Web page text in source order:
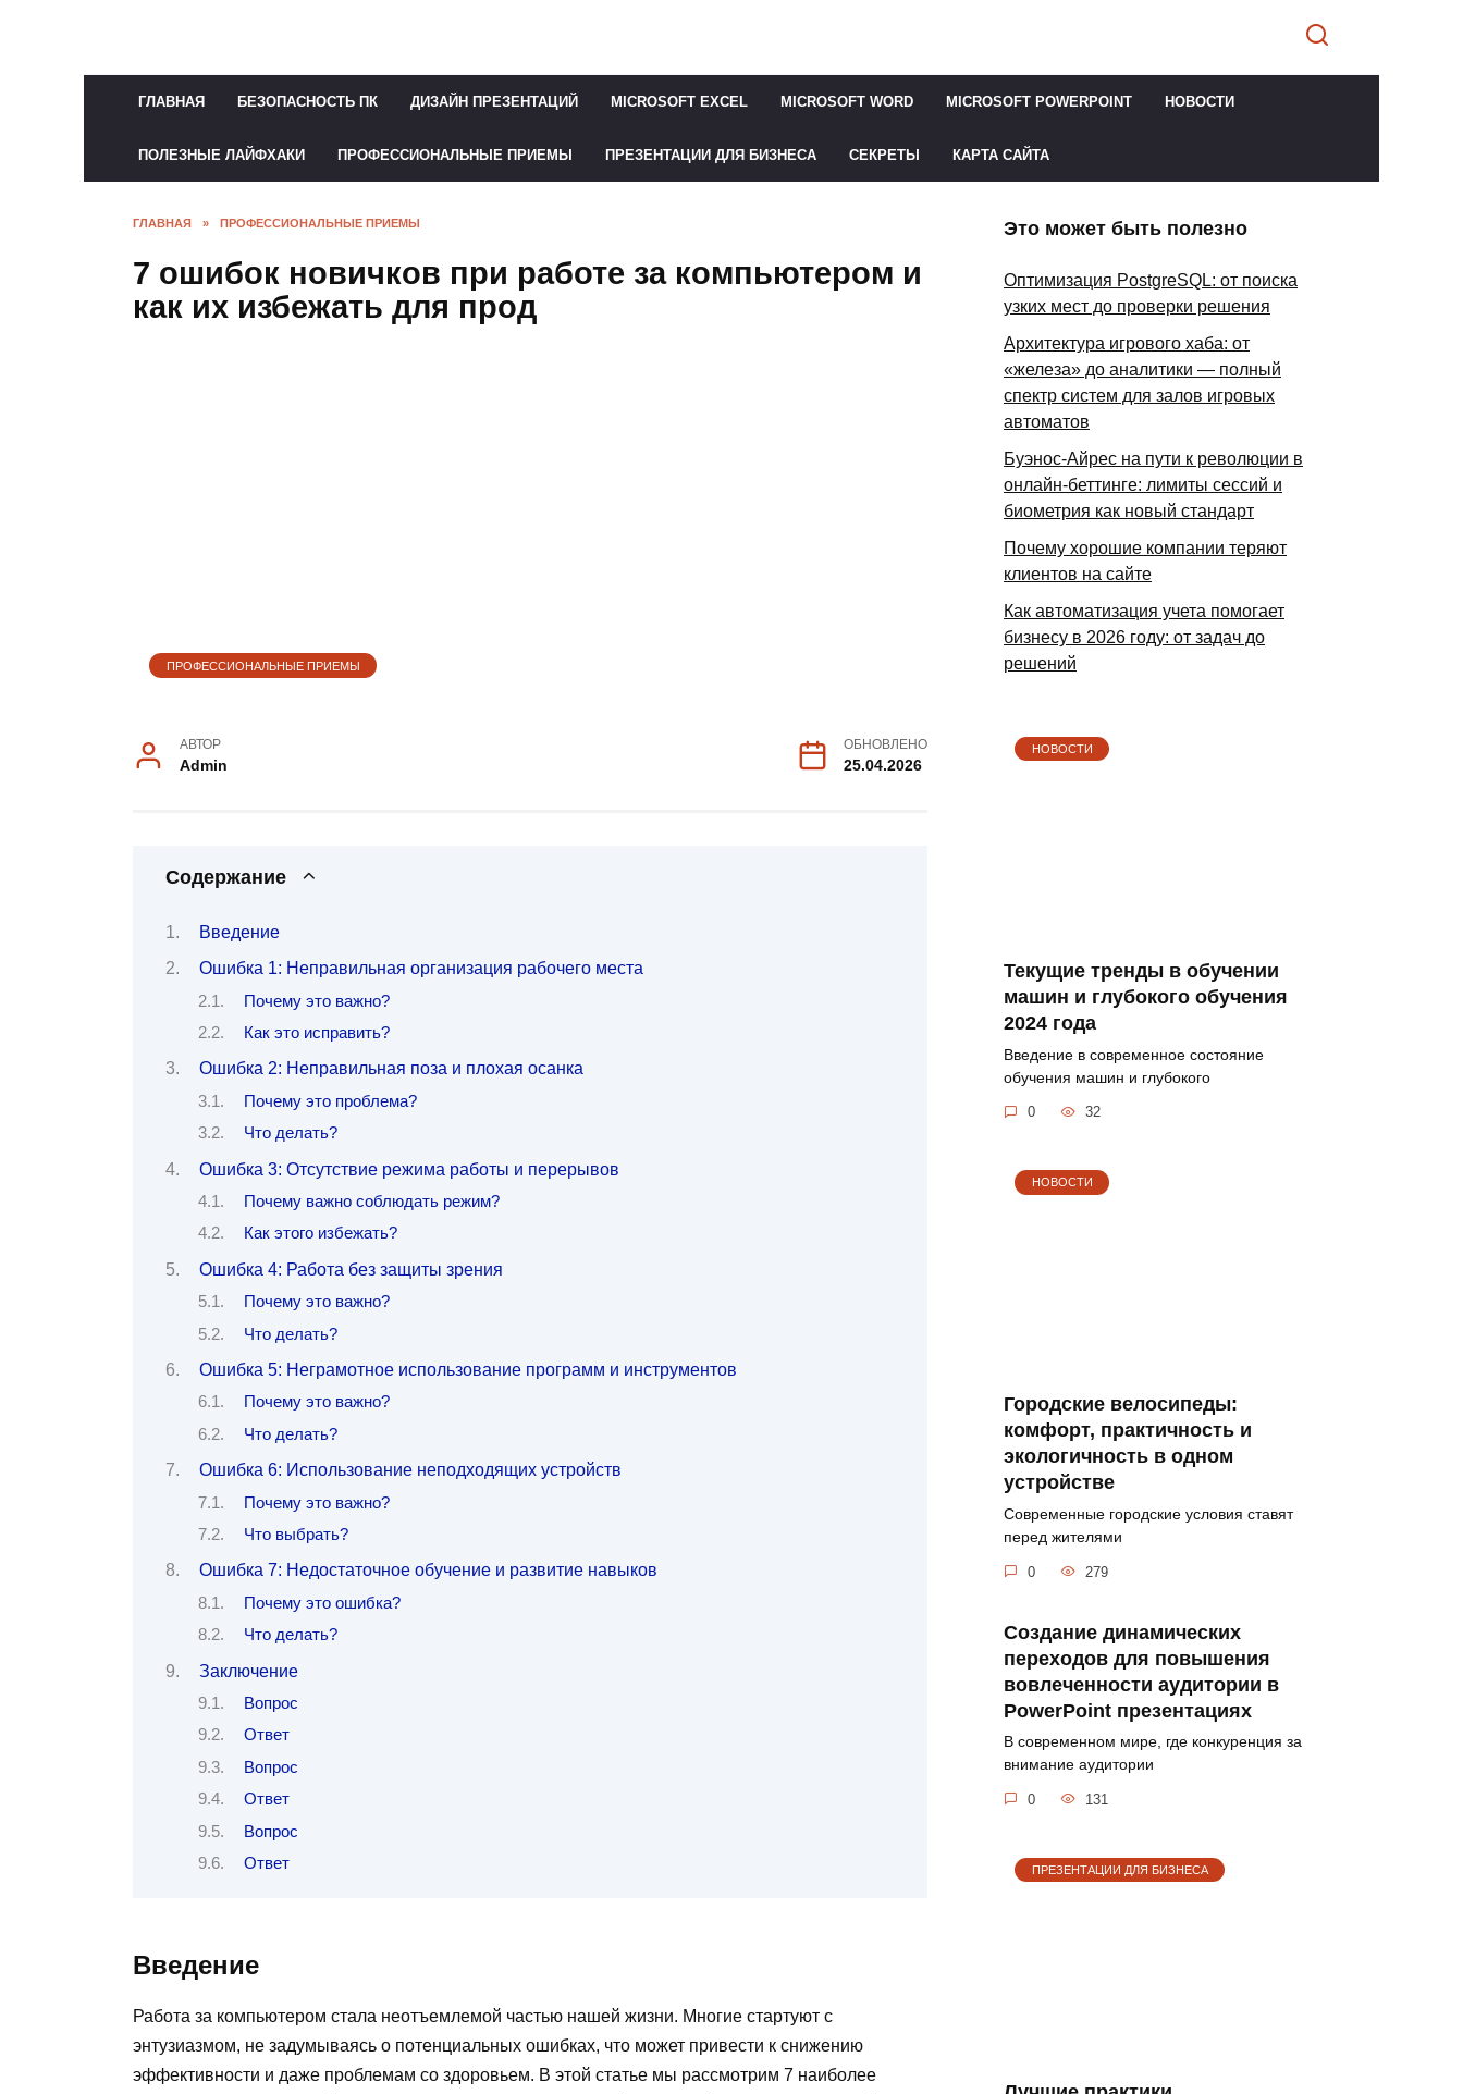
ГЛАВНАЯ БЕЗОПАСНОСТЬ ПК ДИЗАЙН ПРЕЗЕНТАЦИЙ MICROSOFT EXCEL MICROSOFT WORD MICROSOFT POWERPOINT НОВОСТИ
ПОЛЕЗНЫЕ ЛАЙФХАКИ ПРОФЕССИОНАЛЬНЫЕ ПРИЕМЫ ПРЕЗЕНТАЦИИ ДЛЯ БИЗНЕСА СЕКРЕТЫ КАРТА САЙТА
ГЛАВНАЯ » ПРОФЕССИОНАЛЬНЫЕ ПРИЕМЫ
7 ошибок новичков при работе за компьютером и
как их избежать для прод
ПРОФЕССИОНАЛЬНЫЕ ПРИЕМЫ
АВТОР
Admin
ОБНОВЛЕНО
25.04.2026
Содержание
Введение
Ошибка 1: Неправильная организация рабочего места
Почему это важно?
Как это исправить?
Ошибка 2: Неправильная поза и плохая осанка
Почему это проблема?
Что делать?
Ошибка 3: Отсутствие режима работы и перерывов
Почему важно соблюдать режим?
Как этого избежать?
Ошибка 4: Работа без защиты зрения
Почему это важно?
Что делать?
Ошибка 5: Неграмотное использование программ и инструментов
Почему это важно?
Что делать?
Ошибка 6: Использование неподходящих устройств
Почему это важно?
Что выбрать?
Ошибка 7: Недостаточное обучение и развитие навыков
Почему это ошибка?
Что делать?
Заключение
Вопрос
Ответ
Вопрос
Ответ
Вопрос
Ответ
Введение
Работа за компьютером стала неотъемлемой частью нашей жизни. Многие стартуют с
энтузиазмом, не задумываясь о потенциальных ошибках, что может привести к снижению
эффективности и даже проблемам со здоровьем. В этой статье мы рассмотрим 7 наиболее
Это может быть полезно
Оптимизация PostgreSQL: от поиска
узких мест до проверки решения
Архитектура игрового хаба: от
«железа» до аналитики — полный
спектр систем для залов игровых
автоматов
Буэнос-Айрес на пути к революции в
онлайн-беттинге: лимиты сессий и
биометрия как новый стандарт
Почему хорошие компании теряют
клиентов на сайте
Как автоматизация учета помогает
бизнесу в 2026 году: от задач до
решений
НОВОСТИ
Текущие тренды в обучении
машин и глубокого обучения
2024 года
Введение в современное состояние
обучения машин и глубокого
0 32
НОВОСТИ
Городские велосипеды:
комфорт, практичность и
экологичность в одном
устройстве
Современные городские условия ставят
перед жителями
0 279
Создание динамических
переходов для повышения
вовлеченности аудитории в
PowerPoint презентациях
В современном мире, где конкуренция за
внимание аудитории
0 131
ПРЕЗЕНТАЦИИ ДЛЯ БИЗНЕСА